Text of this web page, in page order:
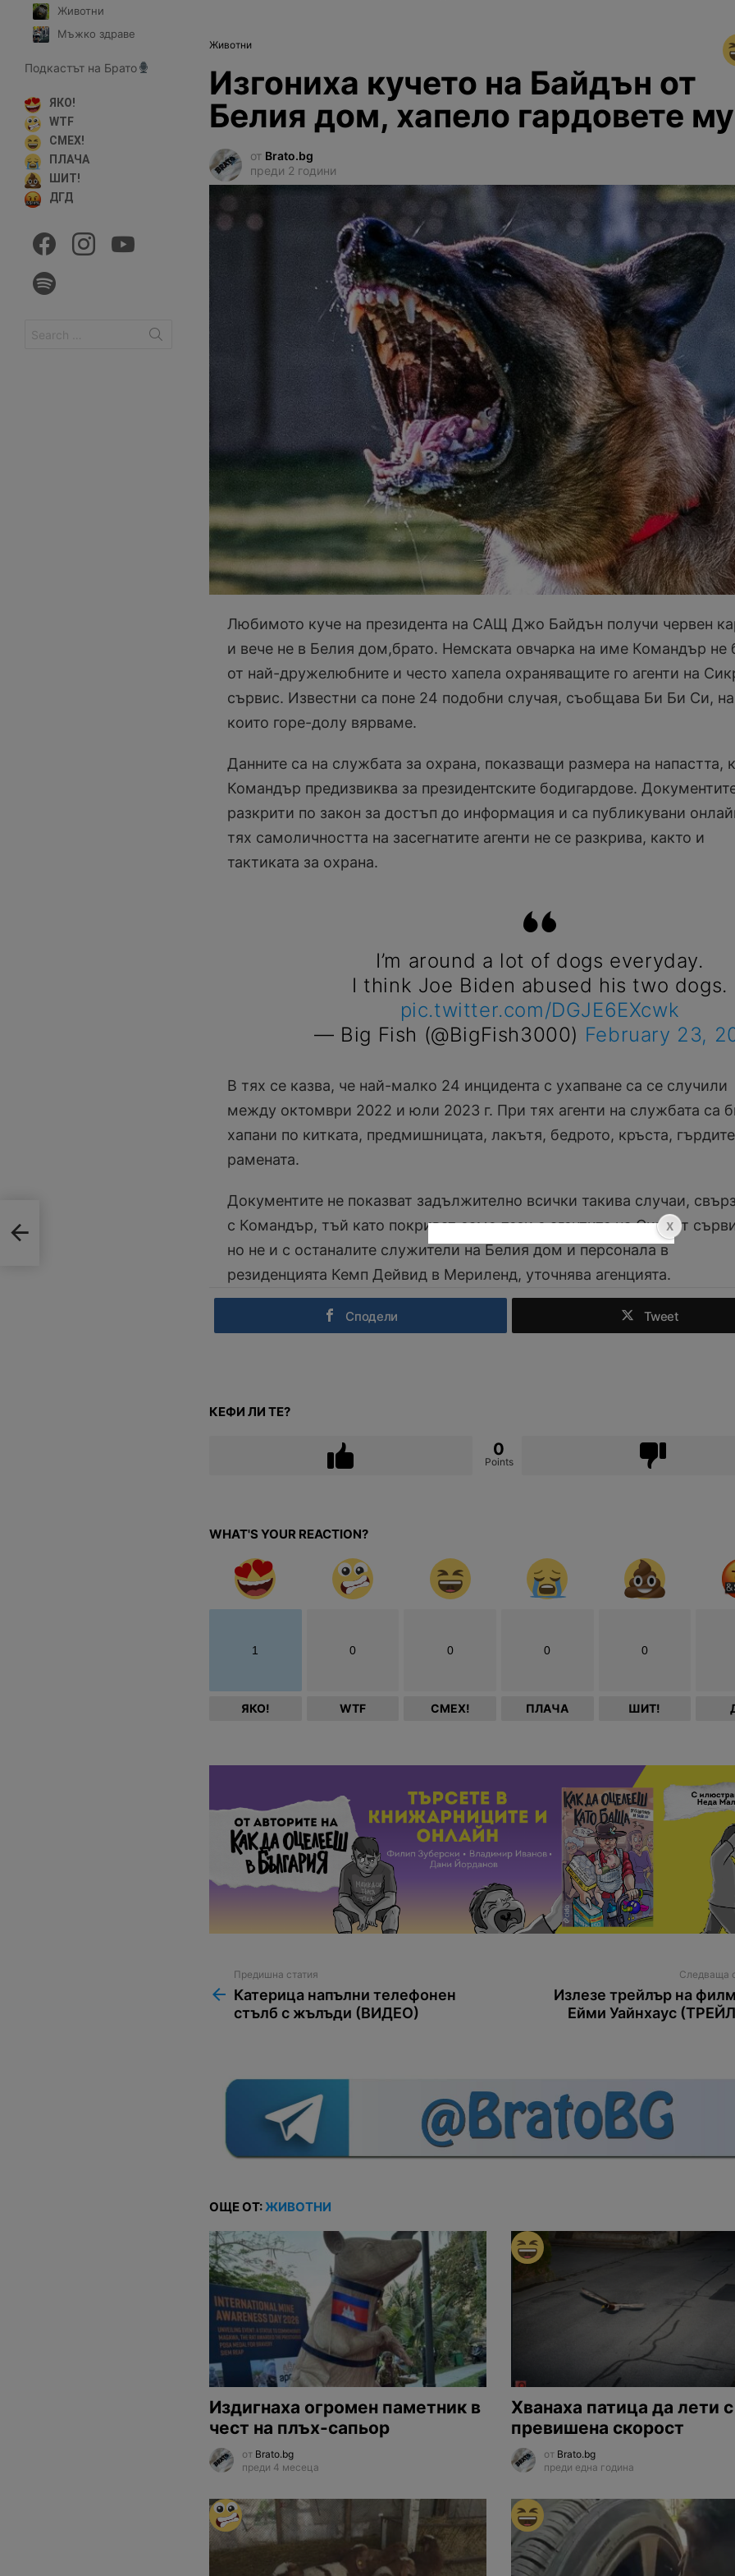
Животни
Изгониха кучето на Байдън от
Белия дом, хапело гардовете му
от Brato.bg
преди 2 години
Любимото куче на президента на САЩ Джо Байдън получи червен
и вече не в Белия дом,брато. Немската овчарка на име Командър не
от най-дружелюбните и често хапела охраняващите го агенти на
сървис. Известни са поне 24 подобни случая, съобщава Би Би Си, на
които горе-долу вярваме.
Данните са на службата за охрана, показващи размера на напастта,
Командър предизвиква за президентските бодигардове.
разкрити по закон за достъп до информация и са публикувани
тях самоличността на засегнатите агенти не се разкрива, както и
тактиката за охрана.
I’m around a lot of dogs everyday.
I think Joe Biden abused his two dogs.
pic.twitter.com/DGJE6EXcwk
— Big Fish (@BigFish3000) February 23,
В тях се казва, че най-малко 24 инцидента с ухапване са се случили
между октомври 2022 и юли 2023 г. При тях агенти на службата са
хапани по китката, предмишницата, лакътя, бедрото, кръста,
рамената.
Документите не показват задължително всички такива случаи,
с Командър, тъй като покриват само тези с агентите на Сикрет
но не и с останалите служители на Белия дом и персонала в
резиденцията Кемп Дейвид в Мериленд, уточнява агенцията.
Сподели Tweet
КЕФИ ЛИ ТЕ?
0
Points
WHAT'S YOUR REACTION?
1
ЯКО!
0
WTF
0
СМЕХ!
0
ПЛАЧА
0
ШИТ!
more
Предишна статия
Катерица напълни телефонен
стълб с жълъди (ВИДЕО)
Следваща
Излезе трейлър на
Ейми Уайнхаус
ОЩЕ ОТ: ЖИВОТНИ
Издигнаха огромен паметник в
чест на плъх-сапьор
от Brato.bg
преди 4 месеца
Хванаха патица да лети с
превишена скорост
от Brato.bg
преди една година
с
Животни
Мъжко здраве
Подкастът на Брато
ЯКО!
WTF
СМЕХ!
ПЛАЧА
ШИТ!
ДГД
for: